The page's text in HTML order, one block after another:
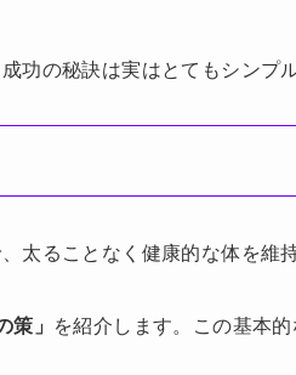
功の秘訣は実はとてもシンプル
太ることなく健康的な体を維
」 を紹介します。この基本